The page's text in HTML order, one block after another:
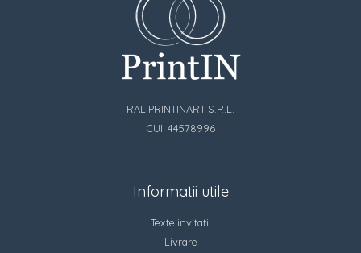
RAL PRINTINART S.R.L.
CUI: 44578996
Informatii utile
Texte invitatii
Livrare